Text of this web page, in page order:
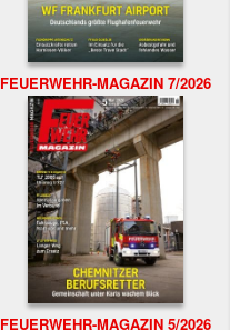
FEUERWEHR-MAGAZIN 7/2026
FEUERWEHR-MAGAZIN 5/2026